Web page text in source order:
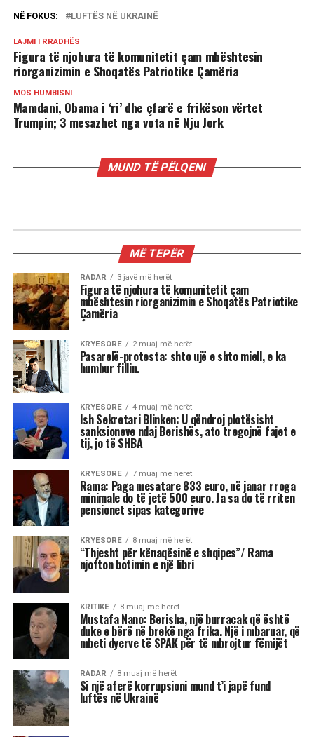
NË FOKUS: LUFTËS NË UKRAINË
LAJMI I RRADHËS
Figura të njohura të komunitetit çam mbështesin
riorganizimin e Shoqatës Patriotike Çamëria
MOS HUMBISNI
Mamdani, Obama i ‘ri’ dhe çfarë e frikëson vërtet
Trumpin; 3 mesazhet nga vota në Nju Jork
MUND TË PËLQENI
Mamdani, Obama i ‘ri’ dhe çfarë e
frikëson vërtet Trumpin; 3 mesazhet
nga vota në Nju Jork
Shkruar nga Massimo Gaggi
Fitorja e Mamdanit duhet të
trajtohet me kujdes nga
Partia Demokratike. Ajo ka
rizbuluar aftësitë e
ndërmjetësimit agresiv të
Barack Obamës, duke
shfrytëzuar shqetësimet e
votuesve në lidhje me
ekonominë përpara
zgjedhjeve të mesit të
mandatit…